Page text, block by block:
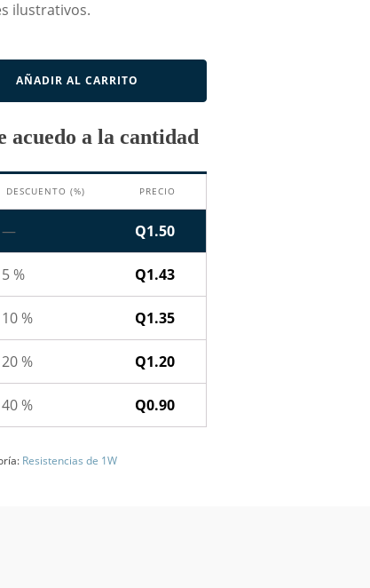
ilustrativos.
AÑADIR AL CARRITO
acuedo a la cantidad
DESCUENTO (%) PRECIO
— Q1.50
5 % Q1.43
10 % Q1.35
20 % Q1.20
40 % Q0.90
Resistencias de 1W